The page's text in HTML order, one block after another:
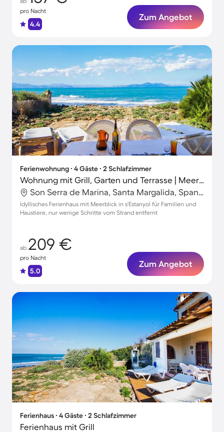
pro Nacht
4.4
Zum Angebot
Ferienwohnung ∙ 4 Gäste ∙ 2 Schlafzimmer
Wohnung mit Grill, Garten und Terrasse | Meerblick
Son Serra de Marina, Santa Margalida, Spanien
Idyllisches Ferienhaus mit Meerblick in s'Estanyol für Familien und
Haustiere, nur wenige Schritte vom Strand entfernt
ab 209 €
pro Nacht
5.0
Zum Angebot
Ferienhaus ∙ 4 Gäste ∙ 2 Schlafzimmer
Ferienhaus mit Grill